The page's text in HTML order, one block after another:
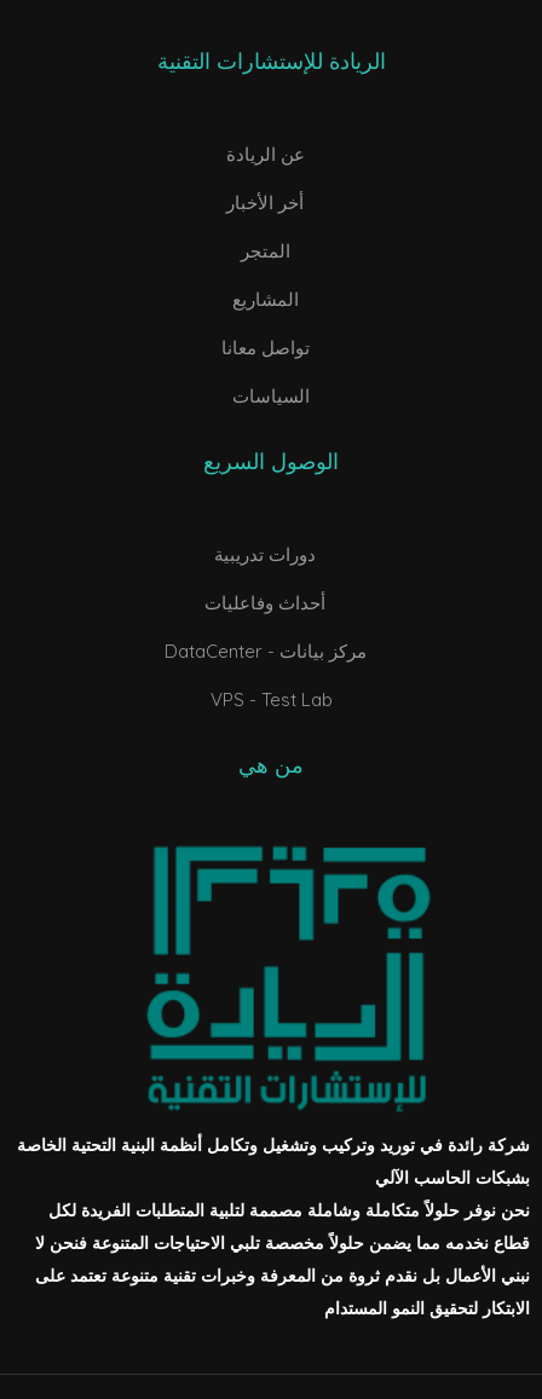
الريادة للإستشارات التقنية
عن الريادة
أخر الأخبار
المتجر
المشاريع
تواصل معانا
السياسات
الوصول السريع
دورات تدريبية
أحداث وفاعليات
DataCenter - مركز بيانات
VPS - Test Lab
من هي
شركة رائدة في توريد وتركيب وتشغيل وتكامل أنظمة البنية التحتية الخاصة
بشبكات الحاسب الآلي
نحن نوفر حلولاً متكاملة وشاملة مصممة لتلبية المتطلبات الفريدة لكل
قطاع نخدمه مما يضمن حلولاً مخصصة تلبي الاحتياجات المتنوعة فنحن لا
نبني الأعمال بل نقدم ثروة من المعرفة وخبرات تقنية متنوعة تعتمد على
الابتكار لتحقيق النمو المستدام